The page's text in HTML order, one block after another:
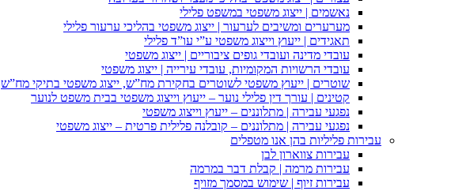
נאשמים | ייצוג משפטי במשפט פלילי
מערערים ומשיבים לערעור | ייצוג משפטי בהליכי ערעור פלילי
תאגידים | ייעוץ וייצוג משפטי ע”י עו”ד פלילי
עובדי מדינה ועובדי גופים ציבוריים | ייצוג משפטי
עובדי הרשויות המקומיות, עובדי עירייה | ייצוג משפטי
שוטרים | ייעוץ משפטי לשוטרים בחקירת מח”ש, ייצוג משפטי בתיקי מח”ש
קטינים | עורך דין פלילי נוער – ייעוץ וייצוג משפטי בבית משפט לנוער
נפגעי עבירה | מתלוננים – ייעוץ וייצוג משפטי
נפגעי עבירה | מתלוננים – קובלנה פלילית פרטית – ייצוג משפטי
עבירות פליליות בהן אנו מטפלים
עבירות צווארון לבן
עבירות מרמה | קבלת דבר במרמה
עבירות זיוף | שימוש במסמך מזויף